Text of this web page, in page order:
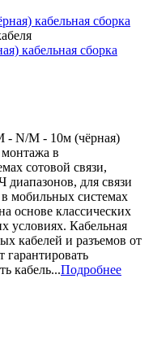
кабельная сборка
- N/M - 10м (чёрная)
в
сотовой связи,
для связи
мобильных системах
основе классических
условиях. Кабельная
кабелей и разъемов от
гарантировать
кабель...Подробнее